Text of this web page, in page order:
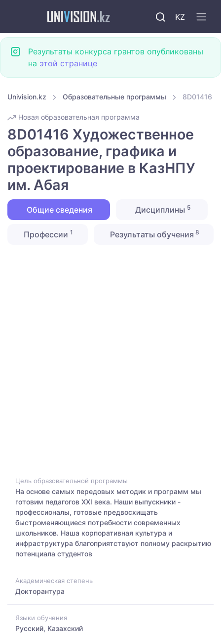
KZ
Результаты конкурса грантов опубликованы
на этой странице
Univision.kz Образовательные программы 8D01416
Новая образовательная программа
8D01416 Художественное
образование, графика и
проектирование в КазНПУ
им. Абая
Общие сведения Дисциплины 5
Профессии1 Результаты обучения 8
Цель образовательной программы
На основе самых передовых методик и программ мы
готовим педагогов XXI века. Наши выпускники -
профессионалы, готовые предвосхищать
быстроменяющиеся потребности современных
школьников. Наша корпоративная культура и
инфраструктура благоприятствуют полному раскрытию
потенциала студентов
Академическая степень
Докторантура
Языки обучения
Русский, Казахский